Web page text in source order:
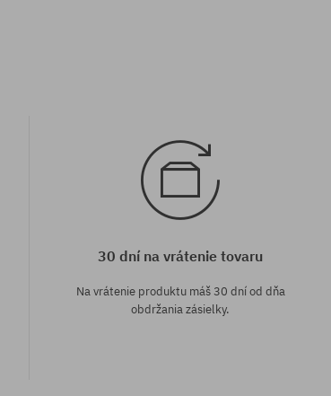
30 dní na vrátenie tovaru
Na vrátenie produktu máš 30 dní od dňa
obdržania zásielky.